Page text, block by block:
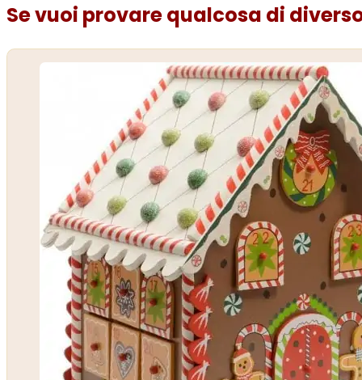
Se vuoi provare qualcosa di